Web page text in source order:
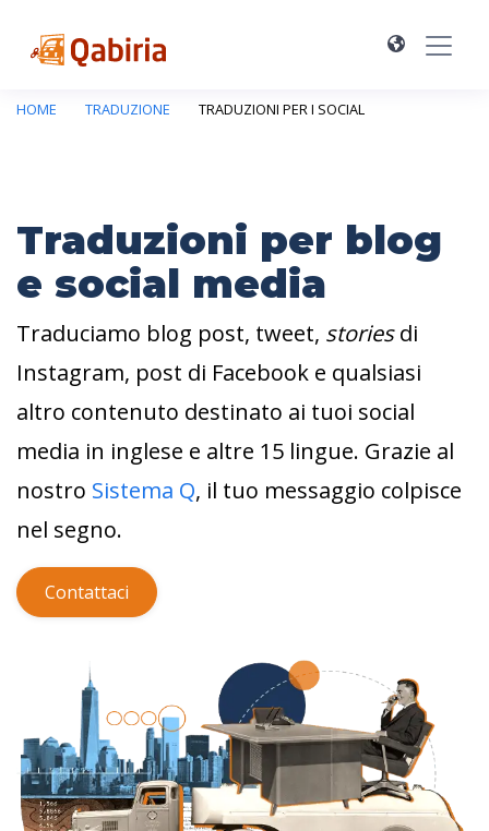
HOME TRADUZIONE TRADUZIONI PER I SOCIAL
Traduzioni per blog
e social media
Traduciamo blog post, tweet, storiesdi
Instagram, post di Facebook e qualsiasi
altro contenuto destinato ai tuoi social
media in inglese e altre 15 lingue. Grazie al
nostro Sistema Q, il tuo messaggio colpisce
nel segno.
Contattaci